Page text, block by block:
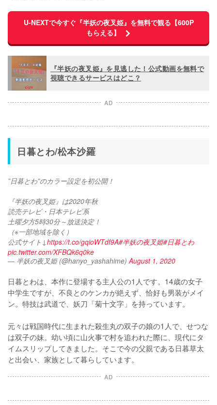
U-NEXTで今すぐ『半妖の夜叉姫』を無料で観る【600P
もらえる】
『半妖の夜叉姫』を見逃した！公式動画を無料で
視聴できるサービスはどこ？
AD
日暮とわ/松本沙羅
”日暮とわ”のカラー設定を初公開！
『半妖の夜叉姫』は2020年秋
読売テレビ・日本テレビ系
土曜夕方5時30分～放送決定！
（※一部地域を除く）
公式サイト↓https://t.co/gqioWTdf9A#半妖の夜叉姫#日暮とわ
pic.twitter.com/XFBQk6q0ke
— 半妖の夜叉姫 (@hanyo_yashahime)August 1, 2020
日暮とわは、本作に登場する主人公の1人です。14歳の女子
中学生ですが、不良とのケンカが絶えず、恰好も男装がメイ
ン。特技は武道で、妖刀「菊十文字」を持っています。
元々は戦国時代に生まれた殺生丸の双子の娘の1人で、せつな
は双子の妹。幼い頃に山火事で村を追われた際に、現代にタ
イムスリップしてきました。そこで今の父親である日暮草太
と出会い、家族として暮らしています。
AD